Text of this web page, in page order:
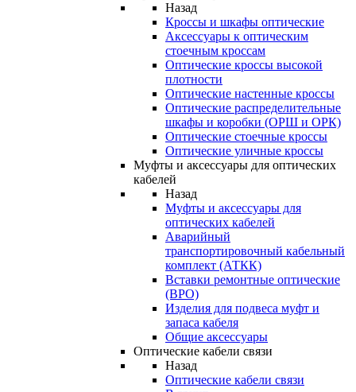
Назад
Кроссы и шкафы оптические
Аксессуары к оптическим
стоечным кроссам
Оптические кроссы высокой
плотности
Оптические настенные кроссы
Оптические распределительные
шкафы и коробки (ОРШ и ОРК)
Оптические стоечные кроссы
Оптические уличные кроссы
Муфты и аксессуары для оптических
кабелей
Назад
Муфты и аксессуары для
оптических кабелей
Аварийный
транспортировочный кабельный
комплект (АТКК)
Вставки ремонтные оптические
(ВРО)
Изделия для подвеса муфт и
запаса кабеля
Общие аксессуары
Оптические кабели связи
Назад
Оптические кабели связи